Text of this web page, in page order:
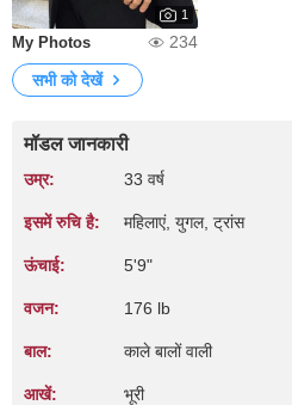
1
My Photos
234
सभी को देखें
मॉडल जानकारी
उम्र: 33 वर्ष
इसमें रुचि है: महिलाएं, युगल, ट्रांस
ऊंचाई: 5'9"
वजन: 176 lb
बाल: काले बालों वाली
आखें: भूरी